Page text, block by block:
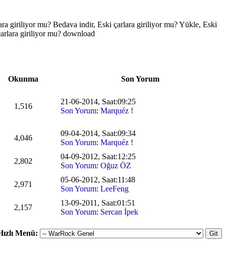
giriliyor mu? Bedava indir, Eski çarlara giriliyor mu? Yükle, Eski
giriliyor mu? download
Okunma Son Yorum
1,516
21-06-2014, Saat:09:25
Son Yorum: Marquéz !
4,046
09-04-2014, Saat:09:34
Son Yorum: Marquéz !
2,802
04-09-2012, Saat:12:25
Son Yorum: Oğuz ÖZ
2,971
05-06-2012, Saat:11:48
Son Yorum: LeeFeng
2,157
13-09-2011, Saat:01:51
Son Yorum: Sercan İpek
Menü: